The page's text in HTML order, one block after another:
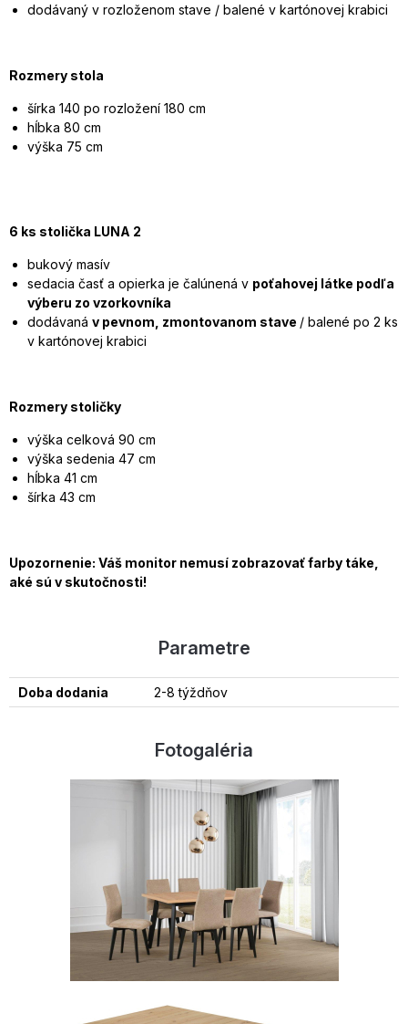
dodávaný v rozloženom stave / balené v kartónovej krabici
Rozmery stola
šírka 140 po rozložení 180 cm
hĺbka 80 cm
výška 75 cm
6 ks stolička LUNA 2
bukový masív
sedacia časť a opierka je čalúnená v poťahovej látke podľa
výberu zo vzorkovníka
dodávaná v pevnom, zmontovanom stave / balené po 2 ks
v kartónovej krabici
Rozmery stoličky
výška celková 90 cm
výška sedenia 47 cm
hĺbka 41 cm
šírka 43 cm
Upozornenie: Váš monitor nemusí zobrazovať farby táke,
aké sú v skutočnosti!
Parametre
Doba dodania 2-8 týždňov
Fotogaléria